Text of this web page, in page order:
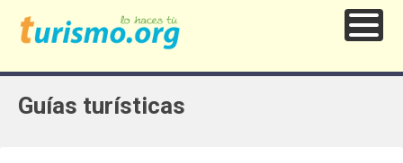
Guías turísticas